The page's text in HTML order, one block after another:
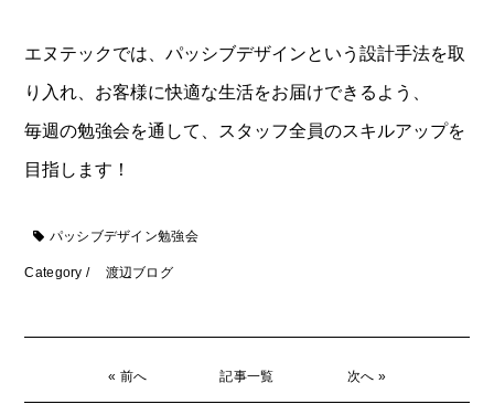
エヌテックでは、パッシブデザインという設計手法を取
り入れ、お客様に快適な生活をお届けできるよう、
毎週の勉強会を通して、スタッフ全員のスキルアップを
目指します！
パッシブデザイン勉強会
Category / 渡辺ブログ
« 前へ 記事一覧 次へ »